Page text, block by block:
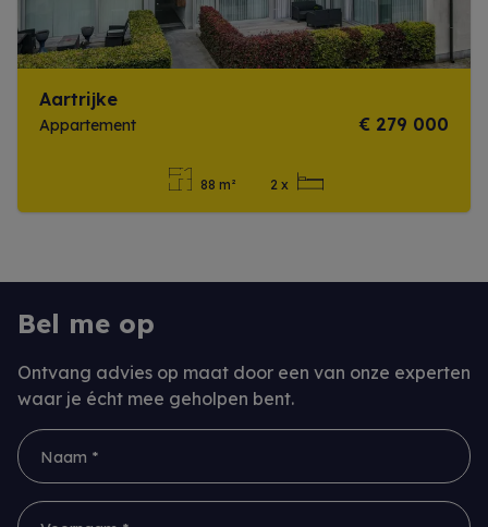
Aartrijke
Appartement € 279 000
88 m² 2 x
Bel me op
Ontvang advies op maat door een van onze experten
waar je écht mee geholpen bent.
Naam *
Voornaam *